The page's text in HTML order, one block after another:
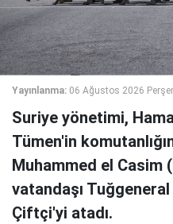
Yayınlanma: 06 Ağustos 2026
Suriye yönetimi,
Tümen'in
Muhammed el Casim
vatandaşı
Çiftçi'yi atadı.